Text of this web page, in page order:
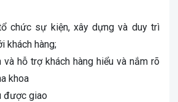
chức sự kiện, xây dựng và duy trì
khách hàng;
và hỗ trợ khách hàng hiểu và nắm rõ
khoa
được giao